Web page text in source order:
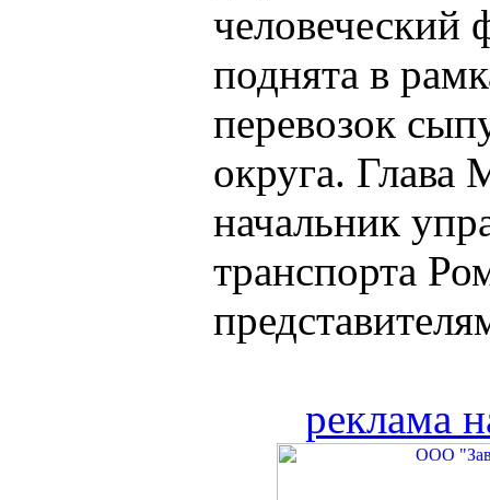
человеческий
поднята в
перевозок
округа.
начальник
транспорта
реклама